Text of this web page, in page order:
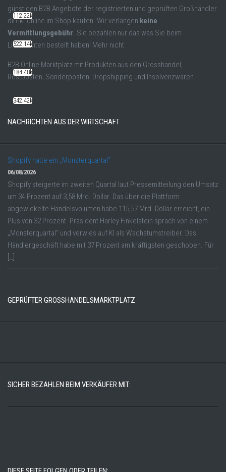
günstigen B2B Angebote der registrierten und geprüften Großhändler
direkt online im Shop kaufen. Wir verlangen keine
Vermittlungsgebühr. Sie bezahlen nur das was Sie beim
Lieferranten bestellt haben! Mehr nicht.
B2B Online Marktplatz mit Produkten aus den Grosshandel,
Restposten, Sonderposten, Dropshipping und Insolvenzwaren.
NACHRICHTEN AUS DER WIRTSCHAFT
Shopify hatte ein „Monsterquartal“
06/08/2026
Shopify steigerte im zweiten Quartal laut Pressemitteilung den Umsatz
um 34 Prozent auf 3,58 Mrd. Dollar. Das über die Plattform
abgewickelte Handelsvolumen habe 115,57 Mrd. Dollar erreicht, ein
Plus von 32 Prozent. Präsident Harley Finkelstein sprach von einem
„Monsterquartal“ und verwies auf KI als Wachstumstreiber. Das
Händlergeschäft habe mit 37 Prozent am kräftigsten geschoben. Für
[…]
GEPRÜFTER GROSSHANDELSMARKTPLATZ
SICHER BEZAHLEN BEIM VERKÄUFER MIT:
112.22k
522.14k
184.48k
342.42k